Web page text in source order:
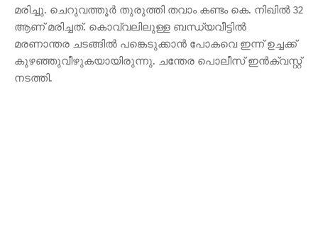
മരിച്ചു. ചെറുവത്തൂർ തുരുത്തി തവാം കണ്ടം കെ. നിഖിൽ 32
ആണ് മരിച്ചത്. കൊവ്വലിലുള്ള ബന്ധ്യവീട്ടിൽ
മരണാന്തര ചടങ്ങിൽ പങ്കെടുക്കാൻ പോകവെ ഇന്ന് ഉച്ചക്ക്
കുഴഞ്ഞുവീഴുകയായിരുന്നു. ചന്തേര പൊലീസ് ഇൻക്വസ്റ്റ്
നടത്തി.